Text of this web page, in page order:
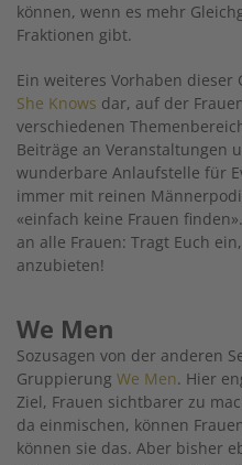
können, wenn es mehr
Fraktionen gibt.
Ein weiteres Vorhaben
She Knows dar, auf der
verschiedenen
Beiträge an Veranstaltungen
wunderbare Anlaufstelle für
immer mit reinen
«einfach keine Frauen
an alle Frauen: Tragt Euch
anzubieten!
We Men
Sozusagen von der anderen
Gruppierung We Men. Hier
Ziel, Frauen sichtbarer zu
da einmischen, können
können sie das. Aber bisher